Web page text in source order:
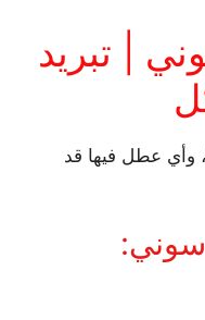
| تبريد
وأي عطل فيها قد
سوني: